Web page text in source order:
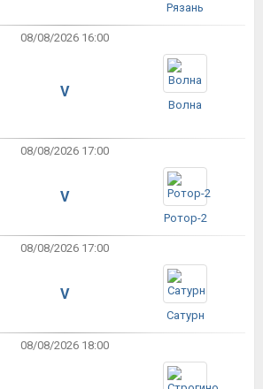
Рязань
08/08/2026 16:00
V
Волна
08/08/2026 17:00
V
Ротор-2
08/08/2026 17:00
V
Сатурн
08/08/2026 18:00